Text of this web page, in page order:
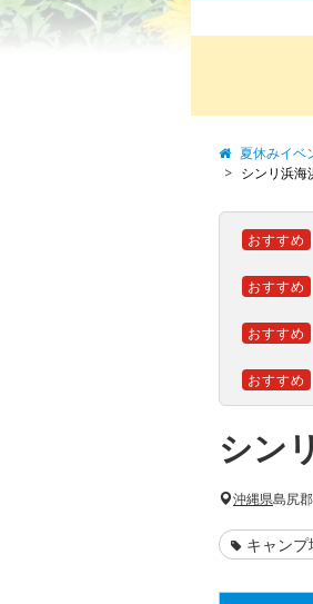
夏休みイベ
シンリ浜海
おすすめ
おすすめ
おすすめ
おすすめ
シン
沖縄県島尻
キャン